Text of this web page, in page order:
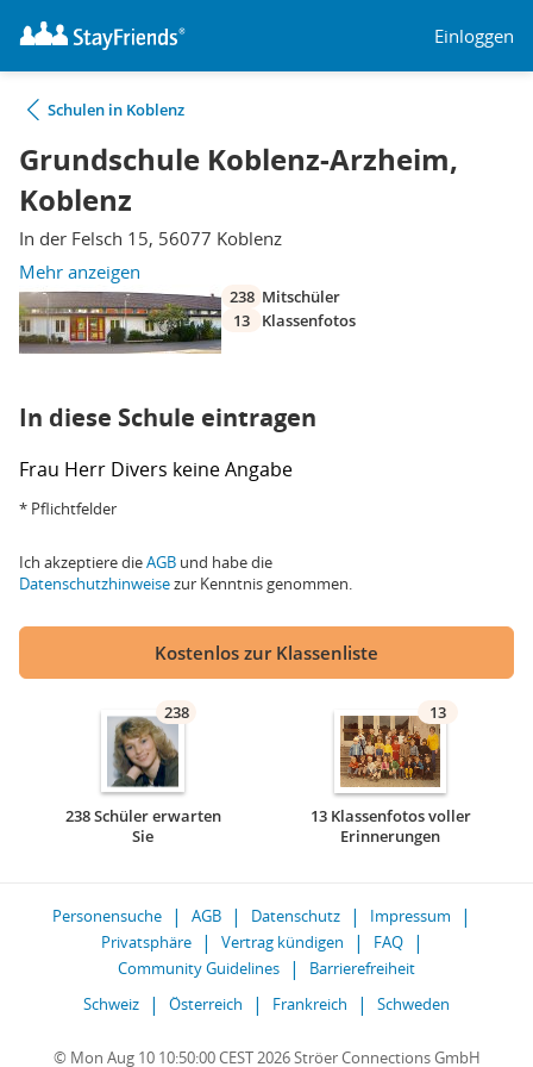
Einloggen
Schulen in Koblenz
Grundschule Koblenz-Arzheim,
Koblenz
In der Felsch 15, 56077 Koblenz
Mehr anzeigen
238 Mitschüler
13
Klassenfotos
In diese Schule eintragen
Frau Herr Divers keine Angabe
* Pflichtfelder
Ich akzeptiere dieAGB und habe die
Datenschutzhinweisezur Kenntnis genommen.
Kostenlos zur Klassenliste
238
238 Schüler erwarten
Sie
13
13 Klassenfotos voller
Erinnerungen
Personensuche AGB Datenschutz
Impressum
Privatsphäre
Vertrag kündigen
FAQ
Community Guidelines
Barrierefreiheit
Schweiz
Österreich Frankreich Schweden
© Mon Aug 10 10:50:00 CEST 2026 Ströer Connections GmbH